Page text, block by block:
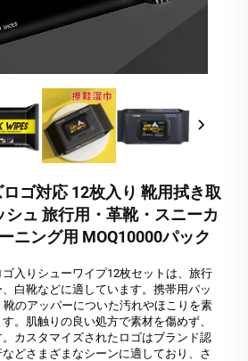
ゴ対応 12枚入り 靴用拭き取
シュ 旅行用・革靴・スニーカ
ニング用 MOQ10000パック
入りシューワイプ12枚セットは、旅行
白靴などに適しています。携帯用パッ
のアッパーについた汚れやほこりを素
。肌触りの良い処方で素材を傷めず、
カスタマイズされたロゴはブランド認
どさまざまなシーンに適しており、さ